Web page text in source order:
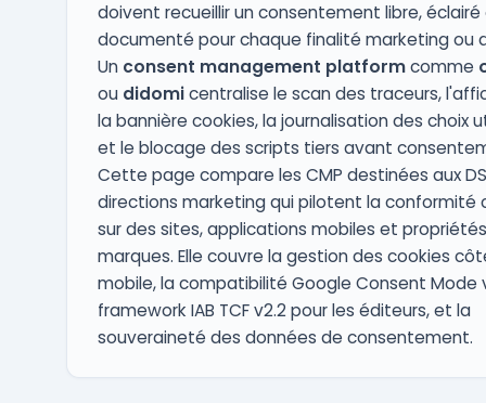
doivent recueillir un consentement libre,
documenté pour chaque finalité marketing ou
Un consent management platformcomme
ou didomicentralise le scan des traceurs,
la bannière cookies, la journalisation des choix
et le blocage des scripts tiers avant
Cette page compare les CMP destinées aux
directions marketing qui pilotent la conformité
sur des sites, applications mobiles et
marques. Elle couvre la gestion des cookies
mobile, la compatibilité Google Consent Mode
framework IAB TCF v2.2 pour les éditeurs, et la
souveraineté des données de consentement.